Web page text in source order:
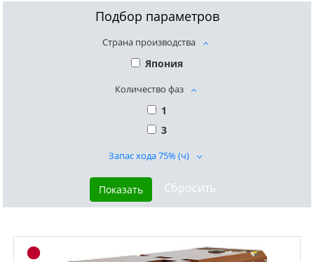
Подбор параметров
Страна производства
Япония
Количество фаз
1
3
Запас хода 75% (ч)